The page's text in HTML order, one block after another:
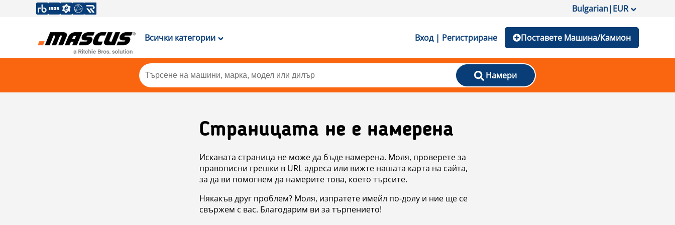
Bulgarian|EUR
Всички категории Вход | Регистриране Поставете Машина/Камион
Намери
Страницата не е намерена
Исканата страница не може да бъде намерена. Моля, проверете за
правописни грешки в URL адреса или вижте нашата карта на сайта,
за да ви помогнем да намерите това, което търсите.
Някакъв друг проблем? Моля, изпратете имейл по-долу и ние ще се
свържем с вас. Благодарим ви за търпението!